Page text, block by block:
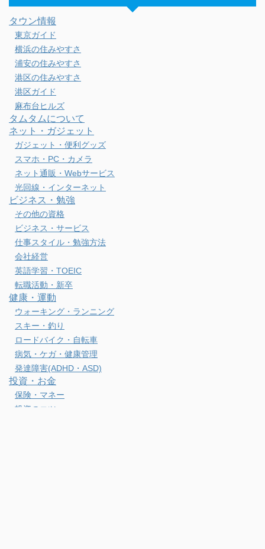
タウン情報
東京ガイド
横浜の住みやすさ
浦安の住みやすさ
港区の住みやすさ
港区ガイド
麻布台ヒルズ
タムタムについて
ネット・ガジェット
ガジェット・便利グッズ
スマホ・PC・カメラ
ネット通販・Webサービス
光回線・インターネット
ビジネス・勉強
その他の資格
ビジネス・サービス
仕事スタイル・勉強方法
会社経営
英語学習・TOEIC
転職活動・新卒
健康・運動
ウォーキング・ランニング
スキー・釣り
ロードバイク・自転車
病気・ケガ・健康管理
発達障害(ADHD・ASD)
投資・お金
保険・マネー
投資のコツ